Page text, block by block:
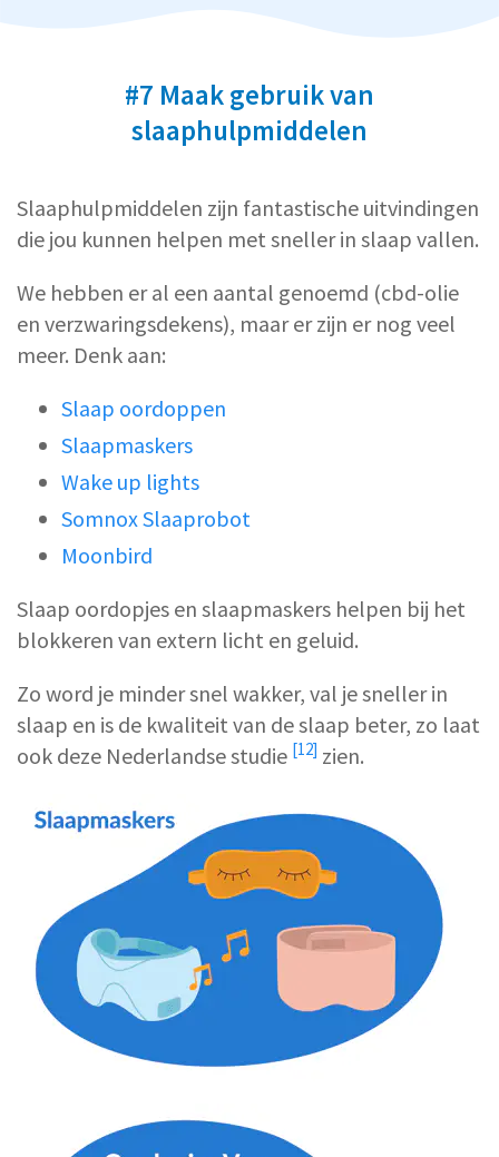
#7 Maak gebruik van
slaaphulpmiddelen
Slaaphulpmiddelen zijn fantastische uitvindingen
die jou kunnen helpen met sneller in slaap vallen.
We hebben er al een aantal genoemd (cbd-olie
en verzwaringsdekens), maar er zijn er nog veel
meer. Denk aan:
Slaap oordoppen
Slaapmaskers
Wake up lights
Somnox Slaaprobot
Moonbird
Slaap oordopjes en slaapmaskers helpen bij het
blokkeren van extern licht en geluid.
Zo word je minder snel wakker, val je sneller in
slaap en is de kwaliteit van de slaap beter, zo laat
ook deze Nederlandse studie [12] zien.